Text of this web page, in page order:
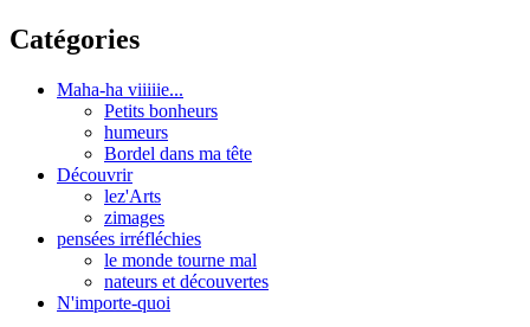
Catégories
Maha-ha viiiiie...
Petits bonheurs
humeurs
Bordel dans ma tête
Découvrir
lez'Arts
zimages
pensées irréfléchies
le monde tourne mal
nateurs et découvertes
N'importe-quoi